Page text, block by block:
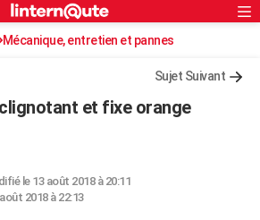
Rechercher
S'inscrire
Connexion
Mécanique, entretien et pannes
Sujet Suivant
et fixe orange
le 13 août 2018 à 20:11
2018 à 22:13